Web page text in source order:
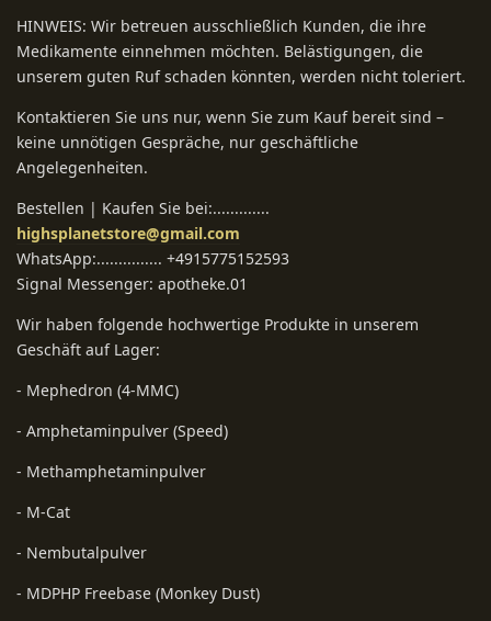
HINWEIS: Wir betreuen ausschließlich Kunden, die ihre
Medikamente einnehmen möchten. Belästigungen, die
unserem guten Ruf schaden könnten, werden nicht toleriert.
Kontaktieren Sie uns nur, wenn Sie zum Kauf bereit sind –
keine unnötigen Gespräche, nur geschäftliche
Angelegenheiten.
Bestellen | Kaufen Sie bei:.............
highsplanetstore@gmail.com
WhatsApp:............... +4915775152593
Signal Messenger: apotheke.01
Wir haben folgende hochwertige Produkte in unserem
Geschäft auf Lager:
- Mephedron (4-MMC)
- Amphetaminpulver (Speed)
- Methamphetaminpulver
- M-Cat
- Nembutalpulver
- MDPHP Freebase (Monkey Dust)